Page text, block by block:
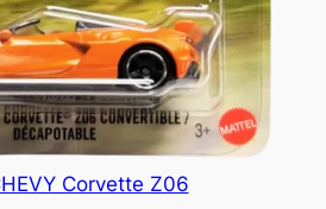
Corvette Z06